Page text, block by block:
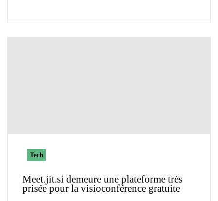
Tech
Meet.jit.si demeure une plateforme très
prisée pour la visioconférence gratuite